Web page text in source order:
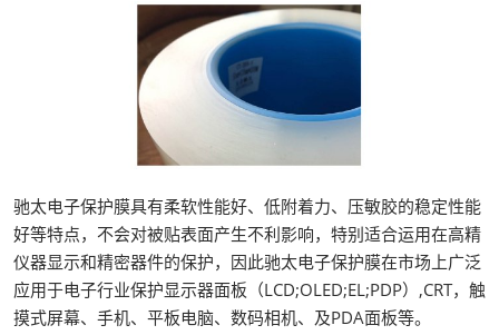
驰太电子保护膜具有柔软性能好、低附着力、压敏胶的稳定性能
好等特点，不会对被贴表面产生不利影响，特别适合运用在高精
仪器显示和精密器件的保护，因此驰太电子保护膜在市场上广泛
应用于电子行业保护显示器面板（LCD;OLED;EL;PDP）,CRT，触
摸式屏幕、手机、平板电脑、数码相机、及PDA面板等。